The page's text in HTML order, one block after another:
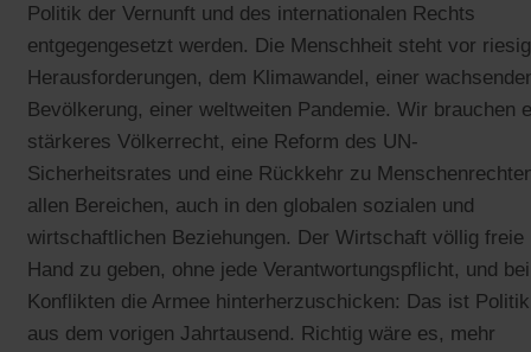
Politik der Vernunft und des internationalen Rechts
entgegengesetzt werden. Die Menschheit steht vor
Herausforderungen, dem Klimawandel, einer
Bevölkerung, einer weltweiten Pandemie. Wir brauchen
stärkeres Völkerrecht, eine Reform des UN-
Sicherheitsrates und eine Rückkehr zu
allen Bereichen, auch in den globalen sozialen und
wirtschaftlichen Beziehungen. Der Wirtschaft völlig freie
Hand zu geben, ohne jede Verantwortungspflicht, und bei
Konflikten die Armee hinterherzuschicken: Das ist Politik
aus dem vorigen Jahrtausend. Richtig wäre es, mehr